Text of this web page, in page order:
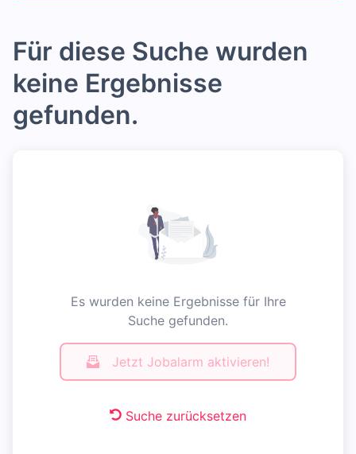
Für diese Suche wurden
keine Ergebnisse
gefunden.
Es wurden keine Ergebnisse für Ihre
Suche gefunden.
Jetzt Jobalarm aktivieren!
Suche zurücksetzen